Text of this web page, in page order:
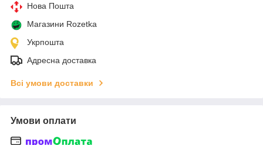
Нова Пошта
Магазини Rozetka
Укрпошта
Адресна доставка
Всі умови доставки
Умови оплати